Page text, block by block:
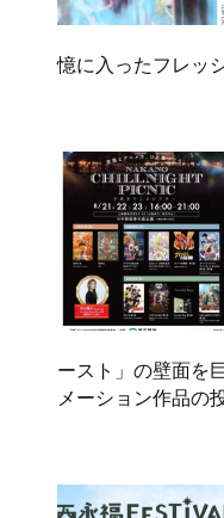
憶に入ったフレッ
ースト」の壁面を
メーション作品の